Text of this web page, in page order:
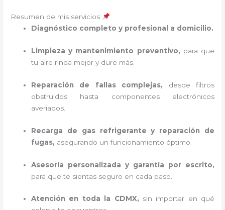
Resumen de mis servicios
Diagnóstico completo y profesional a domicilio.
Limpieza y mantenimiento preventivo, para que
tu aire rinda mejor y dure más.
Reparación de fallas complejas, desde filtros
obstruidos hasta componentes electrónicos
averiados.
Recarga de gas refrigerante y reparación de
fugas, asegurando un funcionamiento óptimo.
Asesoría personalizada y garantía por escrito,
para que te sientas seguro en cada paso.
Atención en toda la CDMX, sin importar en qué